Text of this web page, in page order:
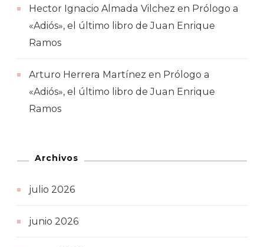
Hector Ignacio Almada Vilchez en Prólogo a
«Adiós», el último libro de Juan Enrique
Ramos
Arturo Herrera Martínez en Prólogo a
«Adiós», el último libro de Juan Enrique
Ramos
Archivos
julio 2026
junio 2026